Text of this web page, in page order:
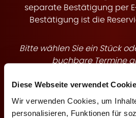
Diese Webseite verwendet
Wir verwenden Cookies, um
personalisieren, Funktionen für
e
separate Bestätigung per
Bestätigung ist die
Bitte wählen Sie ein Stück
buchbare Termine
Theaterstück